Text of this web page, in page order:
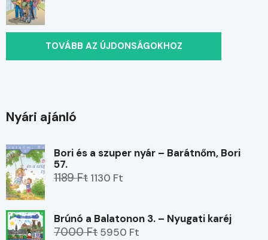
TOVÁBB AZ ÚJDONSÁGOKHOZ
Nyári ajánló
Bori és a szuper nyár – Barátnőm, Bori
57.
1189 Ft 1130 Ft
Brúnó a Balatonon 3. – Nyugati karéj
7000 Ft 5950 Ft